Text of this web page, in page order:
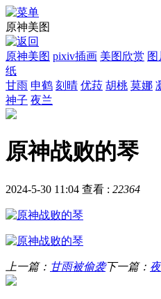
原神美图
原神美图 pixiv插画 美图欣赏
纸
甘雨 申鹤 刻晴 优菈 胡桃 莫娜
神子 夜兰
原神战败的琴
2024-5-30 11:04 查看 : 22364
上一篇： 甘雨被偷袭下一篇：